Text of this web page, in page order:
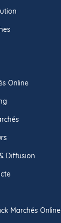
Online
Diffusion
Marchés Online